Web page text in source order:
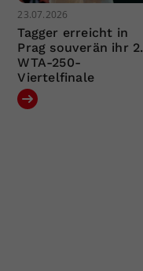
23.07.2026
Tagger erreicht in
Prag souverän ihr 2.
WTA-250-
Viertelfinale